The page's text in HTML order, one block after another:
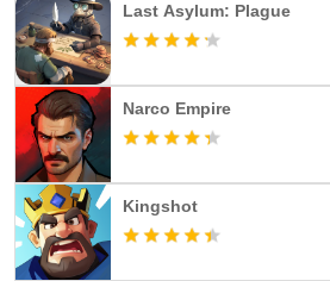
Last Asylum: Plague
Narco Empire
Kingshot